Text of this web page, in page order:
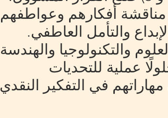
مناقشة أفكارهم وعواطفهم
والتأمل العاطفي.
والتكنولوجيا والهندسة
عملية للتحديات
في التفكير النقدي